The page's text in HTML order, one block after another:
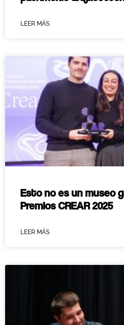
LEER MÁS
Esto no es un museo
Premios CREAR 2025
LEER MÁS